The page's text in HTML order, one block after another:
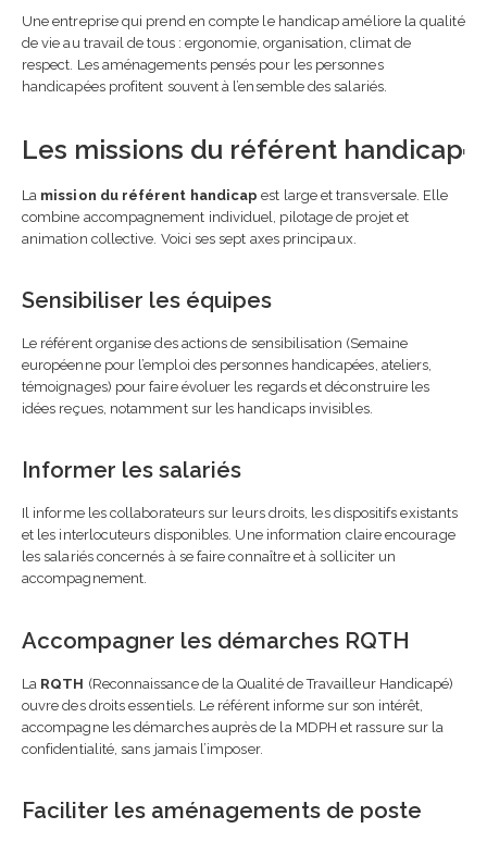
Une entreprise qui prend en compte le handicap améliore la qualité
de vie au travail de tous : ergonomie, organisation, climat de
respect. Les aménagements pensés pour les personnes
handicapées profitent souvent à l’ensemble des salariés.
Les missions du référent handicap
La mission du référent handicap est large et transversale. Elle
combine accompagnement individuel, pilotage de projet et
animation collective. Voici ses sept axes principaux.
Sensibiliser les équipes
Le référent organise des actions de sensibilisation (Semaine
européenne pour l’emploi des personnes handicapées, ateliers,
témoignages) pour faire évoluer les regards et déconstruire les
idées reçues, notamment sur les handicaps invisibles.
Informer les salariés
Il informe les collaborateurs sur leurs droits, les dispositifs existants
et les interlocuteurs disponibles. Une information claire encourage
les salariés concernés à se faire connaître et à solliciter un
accompagnement.
Accompagner les démarches RQTH
La RQTH (Reconnaissance de la Qualité de Travailleur Handicapé)
ouvre des droits essentiels. Le référent informe sur son intérêt,
accompagne les démarches auprès de la MDPH et rassure sur la
confidentialité, sans jamais l’imposer.
Faciliter les aménagements de poste